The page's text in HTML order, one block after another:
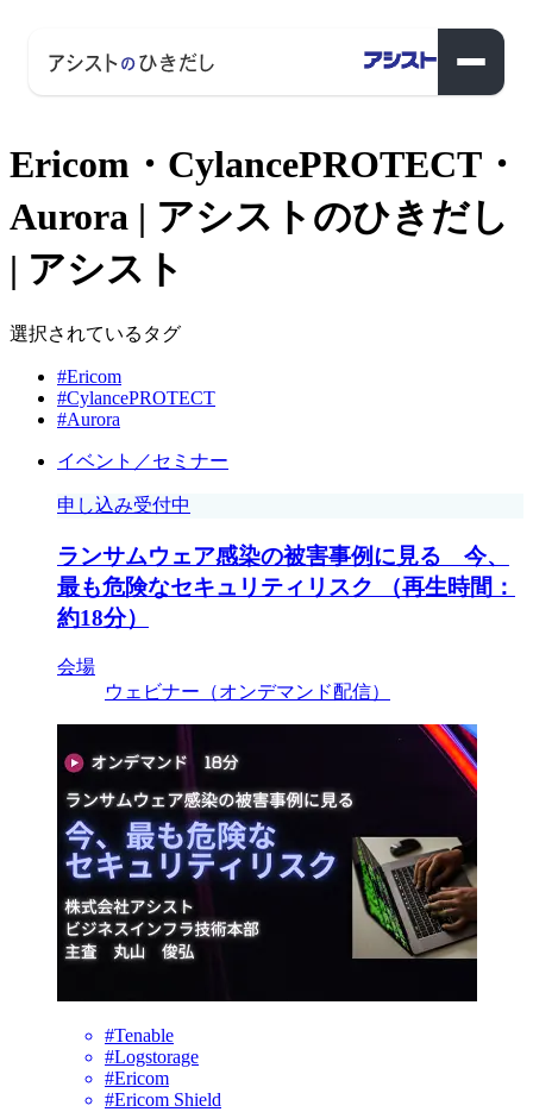
Ericom・CylancePROTECT・
Aurora | アシストのひきだし
| アシスト
選択されているタグ
#Ericom
#CylancePROTECT
#Aurora
イベント／セミナー
申し込み受付中
ランサムウェア感染の被害事例に見る 今、
最も危険なセキュリティリスク （再生時間：
約18分）
会場
ウェビナー（オンデマンド配信）
#Tenable
#Logstorage
#Ericom
#Ericom Shield